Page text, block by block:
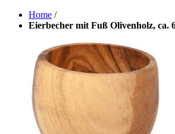
Home /
Eierbecher mit Fuß Olivenholz, ca.